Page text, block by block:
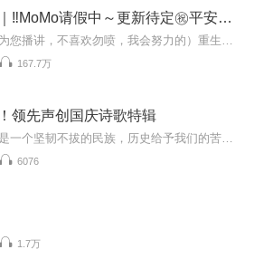
独宠少女｜‼️MoMo请假中～更新待定㊗️平安喜乐
167.7万
领先声创国庆诗歌特辑
6076
1.7万